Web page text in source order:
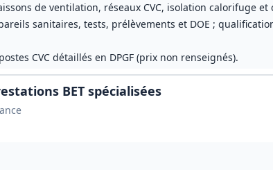
de ventilation, réseaux CVC, isolation calorifuge et
sanitaires, tests, prélèvements et DOE ;
CVC détaillés en DPGF (prix non renseignés).
BET spécialisées